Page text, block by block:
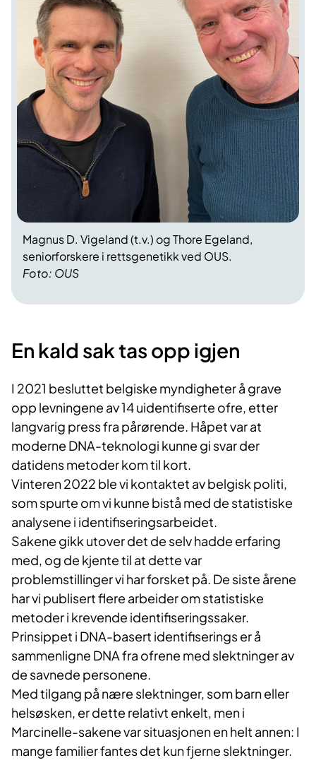
Foto: OUS
Magnus D. Vigeland (t.v.) og Thore Egeland,
seniorforskere i rettsgenetikk ved OUS.
En kald sak tas opp igjen
I 2021 besluttet belgiske myndigheter å grave
opp levningene av 14 uidentifiserte ofre, etter
langvarig press fra pårørende. Håpet var at
moderne DNA-teknologi kunne gi svar der
datidens metoder kom til kort.
Vinteren 2022 ble vi kontaktet av belgisk politi,
som spurte om vi kunne bistå med de statistiske
analysene i identifiseringsarbeidet.
Sakene gikk utover det de selv hadde erfaring
med, og de kjente til at dette var
problemstillinger vi har forsket på. De siste årene
har vi publisert flere arbeider om statistiske
metoder i krevende identifiseringssaker.
Prinsippet i DNA-basert identifiserings er å
sammenligne DNA fra ofrene med slektninger av
de savnede personene.
Med tilgang på nære slektninger, som barn eller
helsøsken, er dette relativt enkelt, men i
Marcinelle-sakene var situasjonen en helt annen: I
mange familier fantes det kun fjerne slektninger.